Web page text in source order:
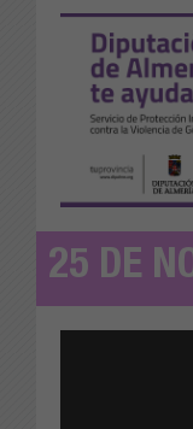
25 DE